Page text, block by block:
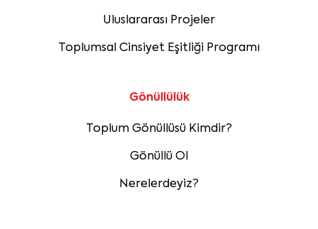
Uluslararası Projeler
Toplumsal Cinsiyet Eşitliği Programı
Gönüllülük
Toplum Gönüllüsü Kimdir?
Gönüllü Ol
Nerelerdeyiz?